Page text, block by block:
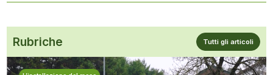
Rubriche Tutti gli articoli